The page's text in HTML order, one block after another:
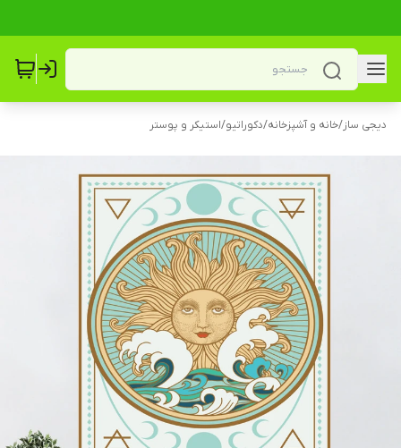
دیجی ساز/خانه و آشپزخانه/دکوراتیو/استیکر و پوستر